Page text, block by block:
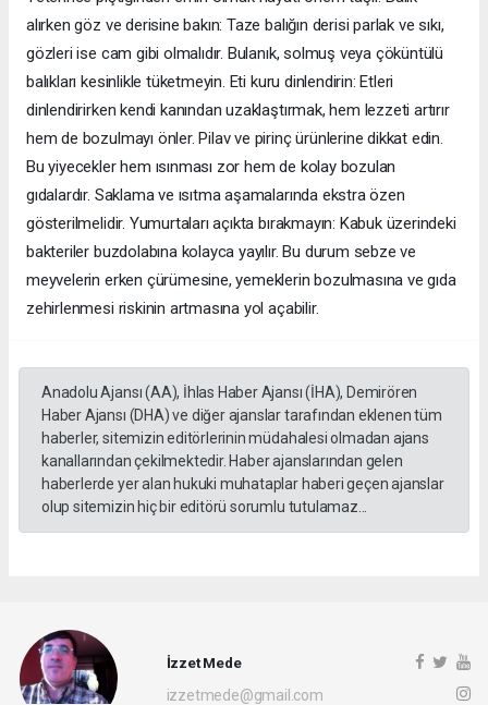
alırken göz ve derisine bakın: Taze balığın derisi parlak ve sıkı,
gözleri ise cam gibi olmalıdır. Bulanık, solmuş veya çöküntülü
balıkları kesinlikle tüketmeyin. Eti kuru dinlendirin: Etleri
dinlendirirken kendi kanından uzaklaştırmak, hem lezzeti artırır
hem de bozulmayı önler. Pilav ve pirinç ürünlerine dikkat edin.
Bu yiyecekler hem ısınması zor hem de kolay bozulan
gıdalardır. Saklama ve ısıtma aşamalarında ekstra özen
gösterilmelidir. Yumurtaları açıkta bırakmayın: Kabuk üzerindeki
bakteriler buzdolabına kolayca yayılır. Bu durum sebze ve
meyvelerin erken çürümesine, yemeklerin bozulmasına ve gıda
zehirlenmesi riskinin artmasına yol açabilir.
Anadolu Ajansı (AA), İhlas Haber Ajansı (İHA), Demirören
Haber Ajansı (DHA) ve diğer ajanslar tarafından eklenen tüm
haberler, sitemizin editörlerinin müdahalesi olmadan ajans
kanallarından çekilmektedir. Haber ajanslarından gelen
haberlerde yer alan hukuki muhataplar haberi geçen ajanslar
olup sitemizin hiç bir editörü sorumlu tutulamaz...
İzzet Mede
izzetmede@gmail.com